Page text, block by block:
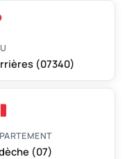
(07340)
(07)